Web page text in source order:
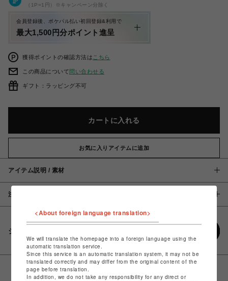
（1P=1円）※キャンペーン分除く
会員登録後、ポケパル払い初回登録&利用で
最大1,500円分ポイント進呈
獲得ポイントの確認方法は こちら
この商品について問い合わせる
ギフト：ラッピング不可
カートに入れる
お気に入りアイテムに追加
アイテム説明 / 素材
注意事項
シェアする
<About foreign language translation>
We will translate the homepage into a foreign language using the
automatic translation service.
Since this service is an automatic translation system, it may not be
translated correctly and may differ from the original content of the
page before translation.
In addition, we do not take any responsibility for any direct or